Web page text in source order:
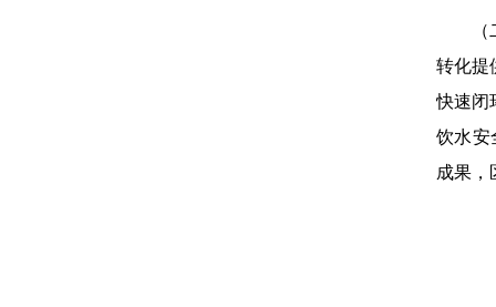
转化提
快速闭
饮水安
成果，